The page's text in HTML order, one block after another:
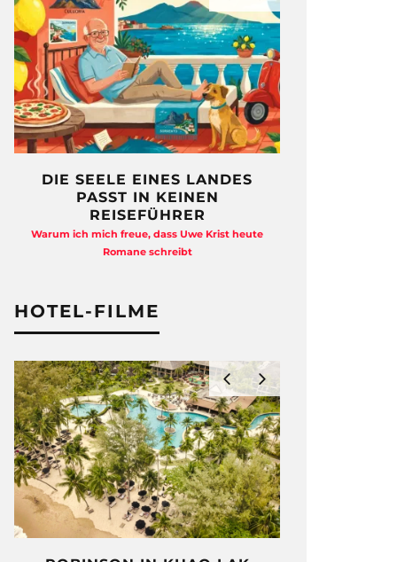
DIE SEELE EINES LANDES
PASST IN KEINEN
REISEFÜHRER
Warum ich mich freue, dass Uwe Krist heute
Romane schreibt
HOTEL-FILME